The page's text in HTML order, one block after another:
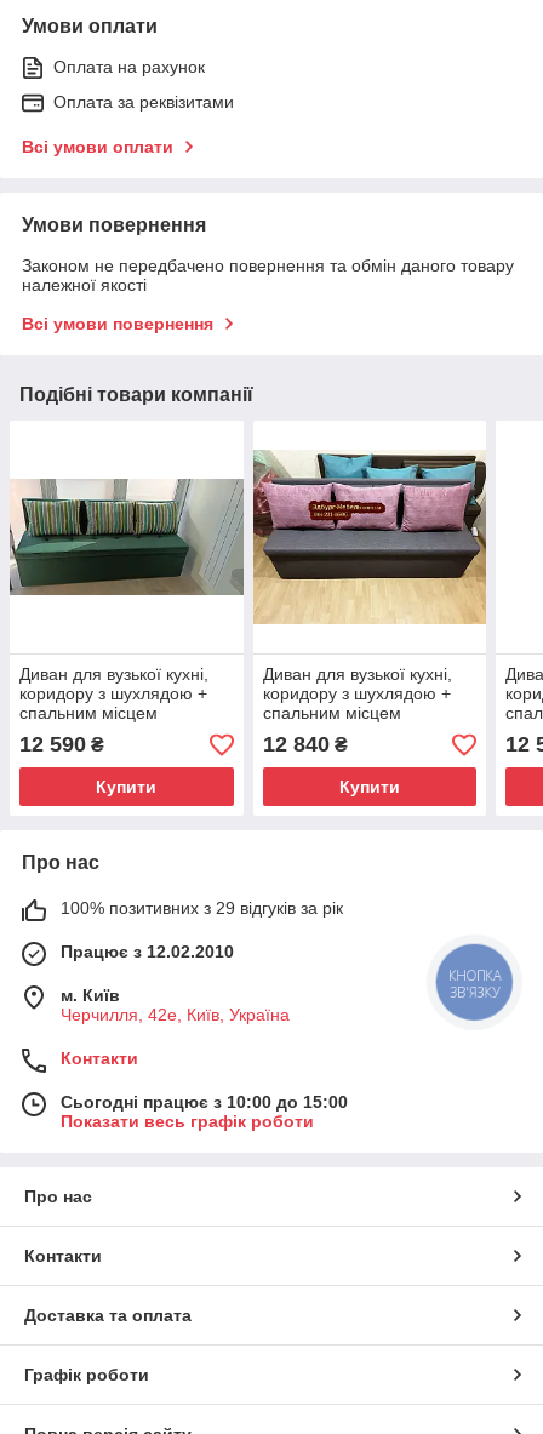
Умови оплати
Оплата на рахунок
Оплата за реквізитами
Всі умови оплати
Умови повернення
Законом не передбачено повернення та обмін даного товару
належної якості
Всі умови повернення
Подібні товари компанії
Диван для вузької кухні,
коридору з шухлядою +
спальним місцем
1800х550х800 мм
12 590 ₴
Купити
Диван для вузької кухні,
коридору з шухлядою +
спальним місцем
1800х550х800 мм
12 840₴
Купити
12
Про нас
100% позитивних з 29 відгуків за рік
Працює з 12.02.2010
м. Київ
Черчилля, 42е, Київ, Україна
Контакти
Сьогодні працює з 10:00 до 15:00
Показати весь графік роботи
Про нас
Контакти
Доставка та оплата
Графік роботи
КНОПКА
ЗВ'ЯЗКУ